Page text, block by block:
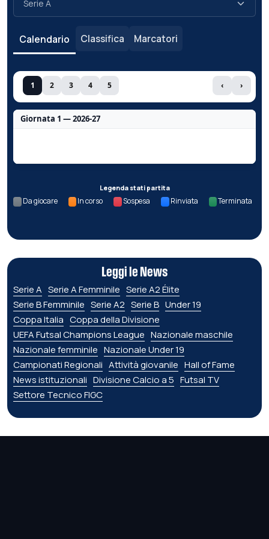
Calendario Classifica Marcatori
1 2 3 4 5 ‹ ›
Giornata 1 — 2026-27
Legenda stati partita
Da giocare In corso Sospesa Rinviata Terminata
Leggi le News
Serie A Serie A Femminile Serie A2 Élite
Serie B Femminile Serie A2 Serie B Under 19
Coppa Italia Coppa della Divisione
UEFA Futsal Champions League Nazionale maschile
Nazionale femminile Nazionale Under 19
Campionati Regionali Attività giovanile Hall of Fame
News istituzionali Divisione Calcio a 5 Futsal TV
Settore Tecnico FIGC